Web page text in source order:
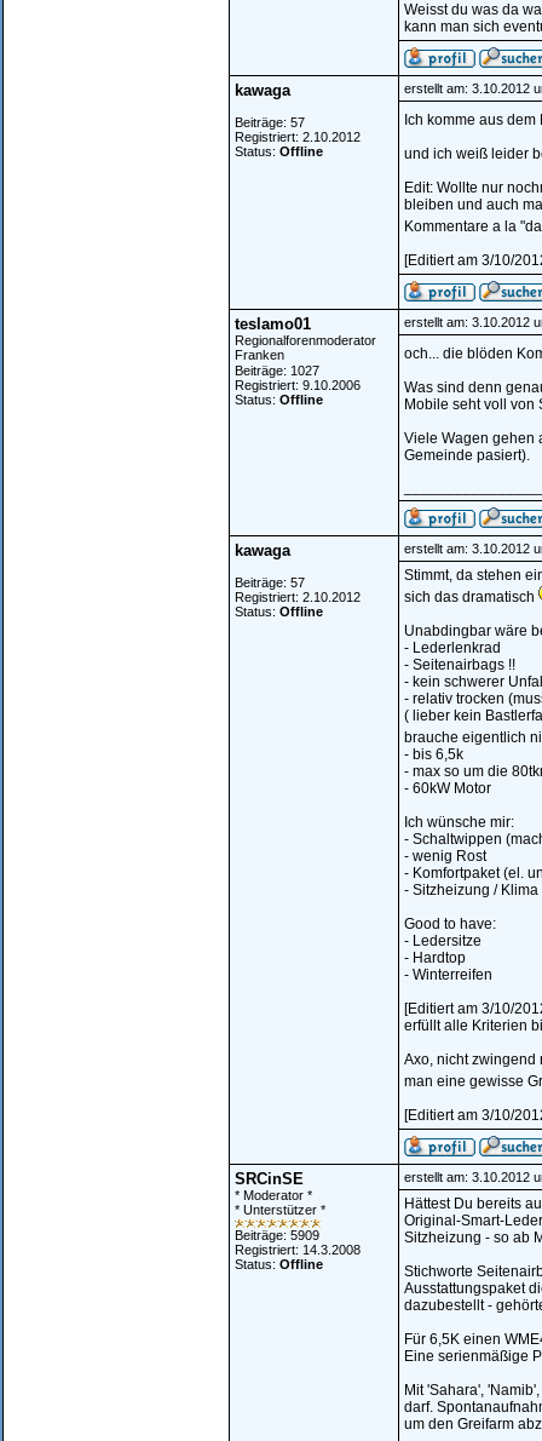
Weisst du was da
kann man sich
kawaga
Beiträge: 57
Registriert: 2.10.2012
Status: Offline
erstellt am: 3.10.2012
Ich komme aus
und ich weiß leider
Edit: Wollte nur
bleiben und auch
Kommentare a la
[Editiert am 3/10/
teslamo01
Regionalforenmoderator
Franken
Beiträge: 1027
Registriert: 9.10.2006
Status: Offline
erstellt am: 3.10.2012
och... die blöden
Was sind denn
Mobile seht voll von
Viele Wagen gehen
Gemeinde pasiert).
kawaga
Beiträge: 57
Registriert: 2.10.2012
Status: Offline
erstellt am: 3.10.2012
Stimmt, da stehen
sich das dramatisch
Unabdingbar wäre
- Lederlenkrad
- Seitenairbags !!
- kein schwerer
- relativ trocken
( lieber kein
brauche eigentlich
- bis 6,5k
- max so um die
- 60kW Motor
Ich wünsche mir:
- Schaltwippen
- wenig Rost
- Komfortpaket (el.
- Sitzheizung /
Good to have:
- Ledersitze
- Hardtop
- Winterreifen
[Editiert am 3/10/
erfüllt alle Kriterien
Axo, nicht zwingend
man eine gewisse
[Editiert am 3/10/
SRCinSE
* Moderator *
* Unterstützer *
Beiträge: 5909
Registriert: 14.3.2008
Status: Offline
erstellt am: 3.10.2012
Hättest Du bereits
Original-Smart-
Sitzheizung - so ab
Stichworte
Ausstattungspaket
dazubestellt -
Für 6,5K einen
Eine serienmäßige
Mit 'Sahara',
darf.
um den Greifarm